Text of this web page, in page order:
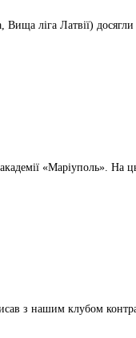
ліга Латвії)
«Маріуполь». На
з нашим клубом